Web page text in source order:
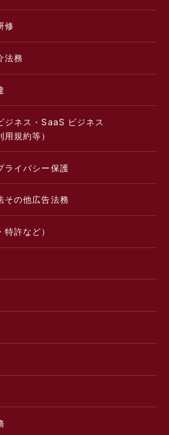
修
法務
ジネス・SaaS ビジネス
用規約等）
ライバシー保護
その他広告法務
許など）